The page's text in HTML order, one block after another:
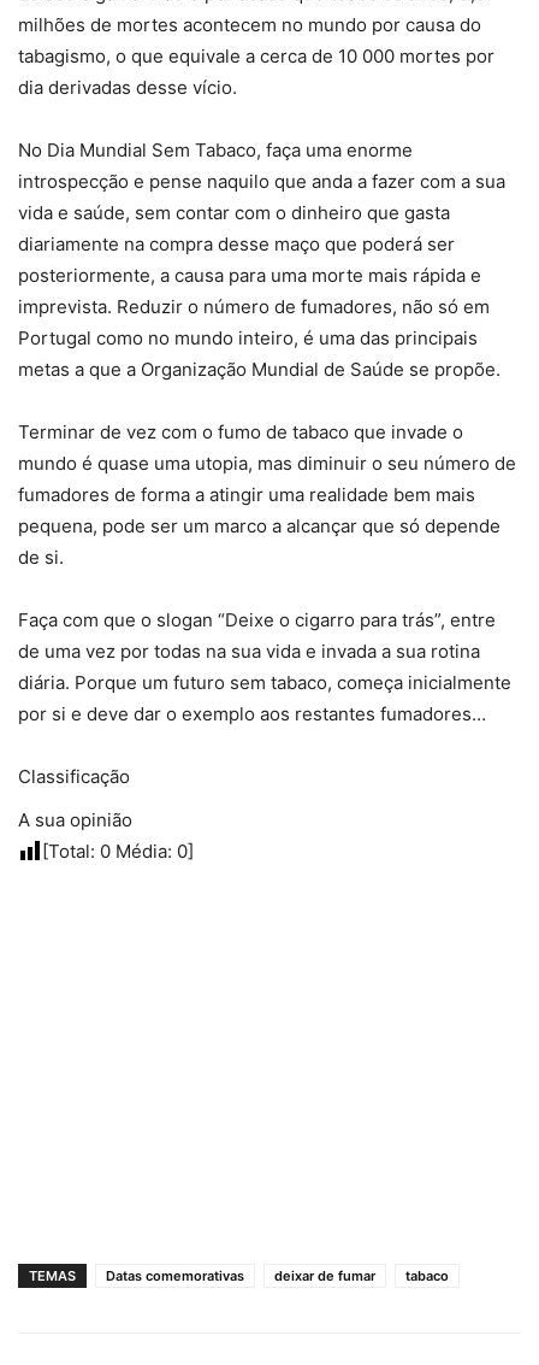
milhões de mortes acontecem no mundo por causa do
tabagismo, o que equivale a cerca de 10 000 mortes por
dia derivadas desse vício.
No Dia Mundial Sem Tabaco, faça uma enorme
introspecção e pense naquilo que anda a fazer com a sua
vida e saúde, sem contar com o dinheiro que gasta
diariamente na compra desse maço que poderá ser
posteriormente, a causa para uma morte mais rápida e
imprevista. Reduzir o número de fumadores, não só em
Portugal como no mundo inteiro, é uma das principais
metas a que a Organização Mundial de Saúde se propõe.
Terminar de vez com o fumo de tabaco que invade o
mundo é quase uma utopia, mas diminuir o seu número de
fumadores de forma a atingir uma realidade bem mais
pequena, pode ser um marco a alcançar que só depende
de si.
Faça com que o slogan “Deixe o cigarro para trás”, entre
de uma vez por todas na sua vida e invada a sua rotina
diária. Porque um futuro sem tabaco, começa inicialmente
por si e deve dar o exemplo aos restantes fumadores…
Classificação
A sua opinião
[Total: 0 Média: 0]
TEMAS Datas comemorativas deixar de fumar tabaco